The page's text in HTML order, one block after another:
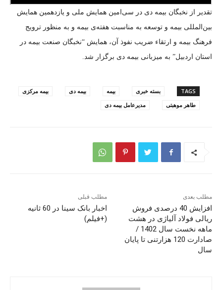
تقدیر از نخبگان بیمه دی در سی‌امین همایش ملی و یازدهمین همایش
بین‌المللی بیمه و توسعه به مناسبت هفته‌ی بیمه و به منظور ترویج
فرهنگ بیمه و ارتقاء ضریب نفوذ آن، همایش “نخبگان صنعت بیمه در
استان اردبیل” به میزبانی بیمه دی برگزار شد.
TAGS بسته خبری بیمه بیمه دی
بیمه مرکزی
طاهر موهبتی
مدیرعامل بیمه دی
مطلب قبلی
اخبار بانک سینا در 60 ثانیه
(+فیلم)
مطلب بعدی
افزایش 40 درصدی فروش
ریالی فولاد آلیاژی در هشت
ماهه نخست سال 1402 /
صادارت 120 هزارتنی تا پایان
سال